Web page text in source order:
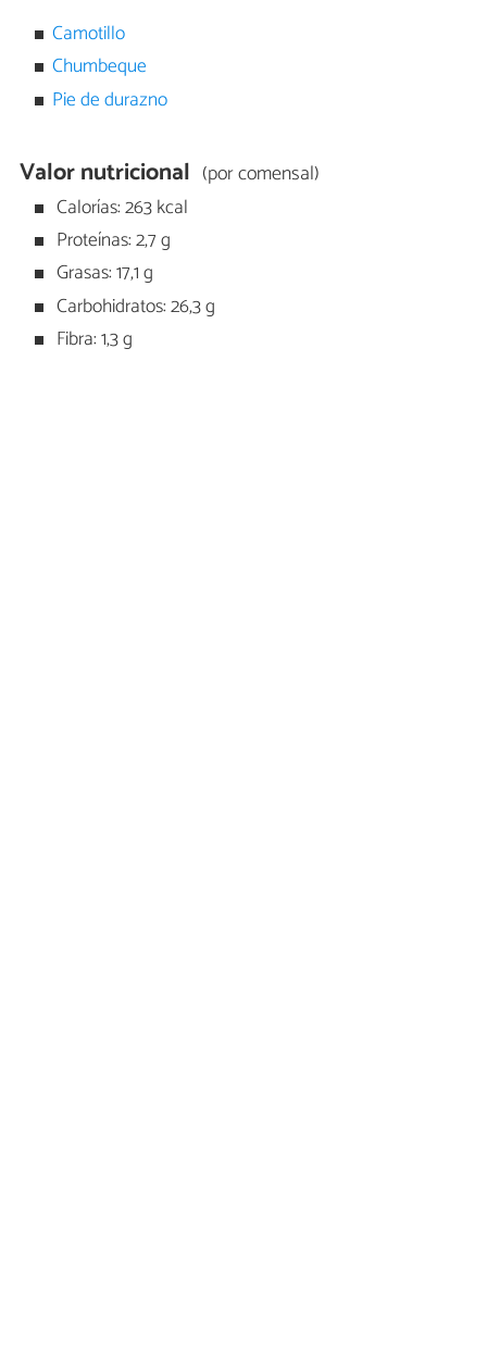
Camotillo
Chumbeque
Pie de durazno
Valor nutricional (por comensal)
Calorías: 263 kcal
Proteínas: 2,7 g
Grasas: 17,1 g
Carbohidratos: 26,3 g
Fibra: 1,3 g